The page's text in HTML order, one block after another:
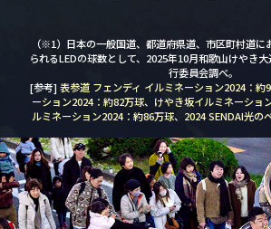
（※1）日本の一般国道、都道府県道、市区町村道に
られるLEDの球数として、2025年10月和歌山けやき
行委員会調べ。
[参考] 表参道 フェンディ イルミネーション2024：約
ーション2024：約82万球、 けやき坂イルミネーショ
ルミネーション2024：約86万球、 2024 SENDAI光の